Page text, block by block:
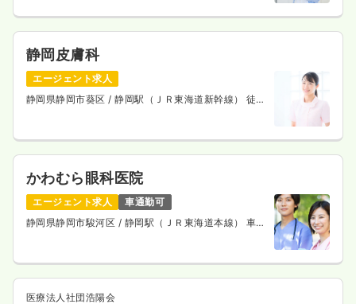
静岡皮膚科
エージェント求人
静岡県静岡市葵区/ 静岡駅（ＪＲ東海道新幹線） 徒歩
かわむら眼科医院
エージェント求人
車通勤可
静岡県静岡市駿河区 / 静岡駅（ＪＲ東海道本線） 車
医療法人社団浩陽会